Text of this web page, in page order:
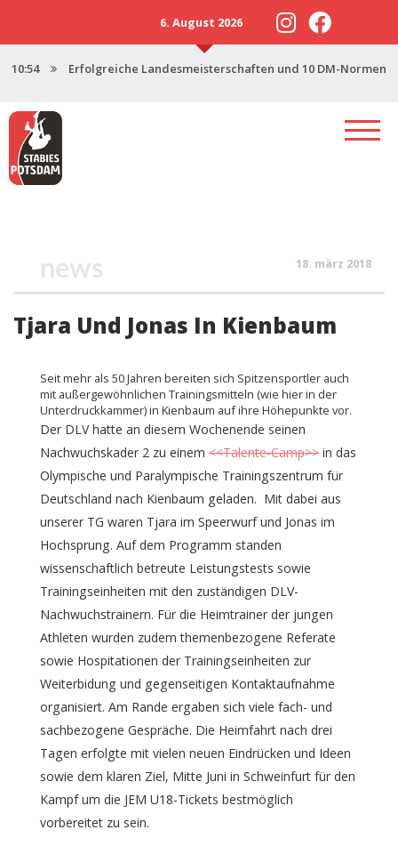
6. August 2026
10:54 Erfolgreiche Landesmeisterschaften und 10 DM-Normen
news
Tjara Und Jonas In Kienbaum
18. märz 2018
Seit mehr als 50 Jahren bereiten sich Spitzensportler auch
mit außergewöhnlichen Trainingsmitteln (wie hier in der
Unterdruckkammer) in Kienbaum auf ihre Höhepunkte vor.
Der DLV hatte an diesem Wochenende seinen
Nachwuchskader 2 zu einem <<Talente-Camp>> in das
Olympische und Paralympische Trainingszentrum für
Deutschland nach Kienbaum geladen. Mit dabei aus
unserer TG waren Tjara im Speerwurf und Jonas im
Hochsprung. Auf dem Programm standen
wissenschaftlich betreute Leistungstests sowie
Trainingseinheiten mit den zuständigen DLV-
Nachwuchstrainern. Für die Heimtrainer der jungen
Athleten wurden zudem themenbezogene Referate
sowie Hospitationen der Trainingseinheiten zur
Weiterbidung und gegenseitigen Kontaktaufnahme
organisiert. Am Rande ergaben sich viele fach- und
sachbezogene Gespräche. Die Heimfahrt nach drei
Tagen erfolgte mit vielen neuen Eindrücken und Ideen
sowie dem klaren Ziel, Mitte Juni in Schweinfurt für den
Kampf um die JEM U18-Tickets bestmöglich
vorbereitet zu sein.